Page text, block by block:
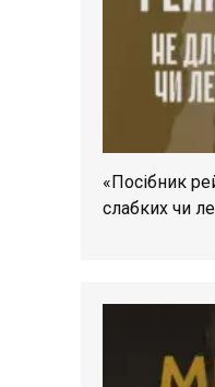
«Посібник
слабких чи